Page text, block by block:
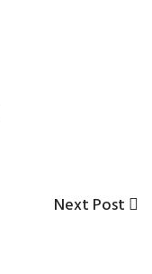
Next
Next Post